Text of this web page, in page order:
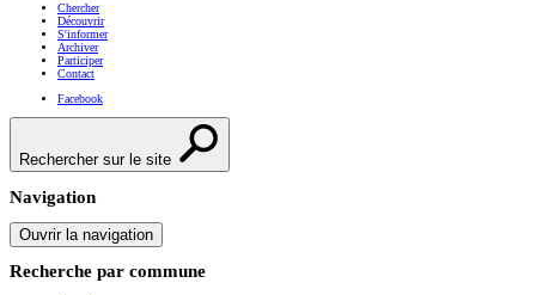
Chercher
Découvrir
S'informer
Archiver
Participer
Contact
Facebook
Rechercher sur le site
Navigation
Ouvrir la navigation
Recherche par commune